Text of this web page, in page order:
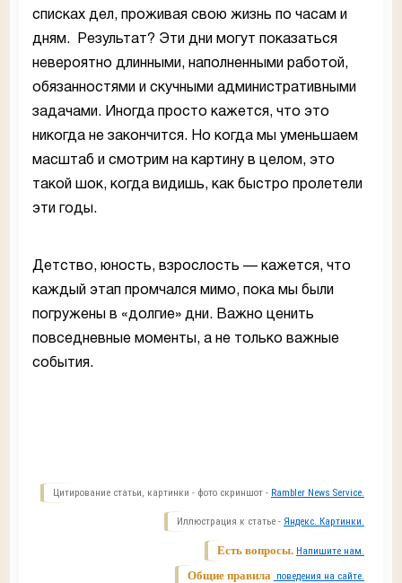
списках дел, проживая свою жизнь по часам и
дням. Результат? Эти дни могут показаться
невероятно длинными, наполненными работой,
обязанностями и скучными административными
задачами. Иногда просто кажется, что это
никогда не закончится. Но когда мы уменьшаем
масштаб и смотрим на картину в целом, это
такой шок, когда видишь, как быстро пролетели
эти годы.
Детство, юность, взрослость — кажется, что
каждый этап промчался мимо, пока мы были
погружены в «долгие» дни. Важно ценить
повседневные моменты, а не только важные
события.
Цитирование статьи, картинки - фото скриншот - Rambler News Service.
Иллюстрация к статье - Яндекс. Картинки.
Есть вопросы. Напишите нам.
Общие правила поведения на сайте.